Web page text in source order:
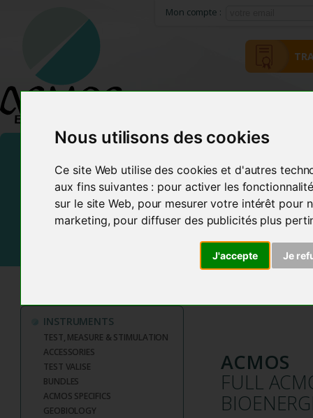
Nous utilisons des cookies
Ce site Web utilise des cookies et d'autres
aux fins suivantes : pour activer les
sur le site Web, pour mesurer votre intérêt pour
marketing, pour diffuser des publicités plus
J'accepte Je
Mon compte :
INSTRUMENTS
TEST, MEASURE & STIMULATION
ACCESSORIES
TEST VALISE
BUNDLES
ACMOS SPECIFICS
GEOBIOLOGY
ACMOS
FULL